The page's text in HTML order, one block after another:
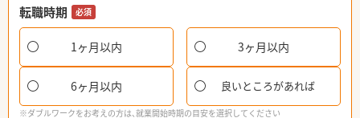
転職時期 必須
1ヶ月以内 3ヶ月以内
6ヶ月以内 良いところがあれば
※ダブルワークをお考えの方は、就業開始時期の目安を選択してください